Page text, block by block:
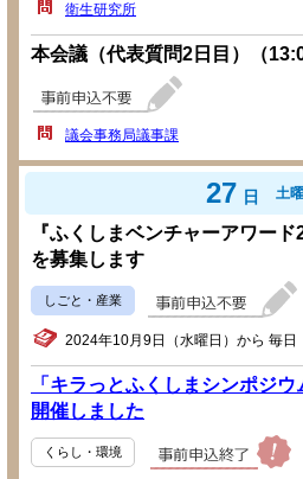
衛生研究所
本会議（代表質問2日目）（
議会事務局議事課
27 日 土
『ふくしまベンチャーアワー
を募集します
しごと・産業
2024年10月9日（水曜日）から 毎日
「キラっとふくしまシンポジ
開催しました
くらし・環境